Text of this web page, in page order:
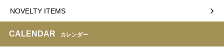
NOVELTY ITEMS
CALENDAR カレンダー